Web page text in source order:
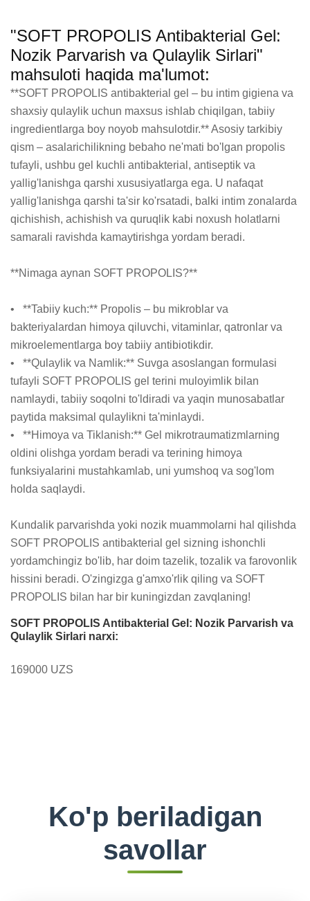
"SOFT PROPOLIS Antibakterial Gel:
Nozik Parvarish va Qulaylik Sirlari"
mahsuloti haqida ma'lumot:
**SOFT PROPOLIS antibakterial gel – bu intim gigiena va
shaxsiy qulaylik uchun maxsus ishlab chiqilgan, tabiiy
ingredientlarga boy noyob mahsulotdir.** Asosiy tarkibiy
qism – asalarichilikning bebaho ne'mati bo'lgan propolis
tufayli, ushbu gel kuchli antibakterial, antiseptik va
yallig'lanishga qarshi xususiyatlarga ega. U nafaqat
yallig'lanishga qarshi ta'sir ko'rsatadi, balki intim zonalarda
qichishish, achishish va quruqlik kabi noxush holatlarni
samarali ravishda kamaytirishga yordam beradi.
**Nimaga aynan SOFT PROPOLIS?**
•   **Tabiiy kuch:** Propolis – bu mikroblar va
bakteriyalardan himoya qiluvchi, vitaminlar, qatronlar va
mikroelementlarga boy tabiiy antibiotikdir.
•   **Qulaylik va Namlik:** Suvga asoslangan formulasi
tufayli SOFT PROPOLIS gel terini muloyimlik bilan
namlaydi, tabiiy soqolni to'ldiradi va yaqin munosabatlar
paytida maksimal qulaylikni ta'minlaydi.
•   **Himoya va Tiklanish:** Gel mikrotraumatizmlarning
oldini olishga yordam beradi va terining himoya
funksiyalarini mustahkamlab, uni yumshoq va sog'lom
holda saqlaydi.
Kundalik parvarishda yoki nozik muammolarni hal qilishda
SOFT PROPOLIS antibakterial gel sizning ishonchli
yordamchingiz bo'lib, har doim tazelik, tozalik va farovonlik
hissini beradi. O'zingizga g'amxo'rlik qiling va SOFT
PROPOLIS bilan har bir kuningizdan zavqlaning!
SOFT PROPOLIS Antibakterial Gel: Nozik Parvarish va
Qulaylik Sirlari narxi:
169000 UZS
Ko'p beriladigan
savollar